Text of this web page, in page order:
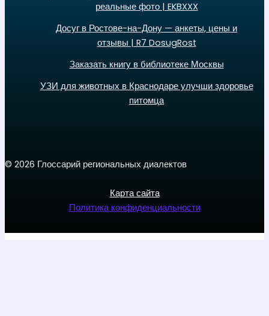
реальные фото | EKBXXX
Досуг в Ростове-на-Дону — анкеты, цены и
отзывы | R7 DosugRost
Заказать книгу в библиотеке Москвы
УЗИ для животных в Краснодаре улучши здоровье
питомца
© 2026 Глоссарий региональных диалектов
Карта сайта
Политика конфиденциальности